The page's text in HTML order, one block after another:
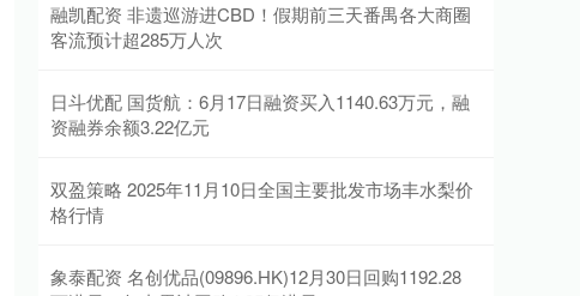
融凯配资 非遗巡游进CBD！假期前三天番禺各大商圈
客流预计超285万人次
日斗优配 国货航：6月17日融资买入1140.63万元，融
资融券余额3.22亿元
双盈策略 2025年11月10日全国主要批发市场丰水梨价
格行情
象泰配资 名创优品(09896.HK)12月30日回购1192.28